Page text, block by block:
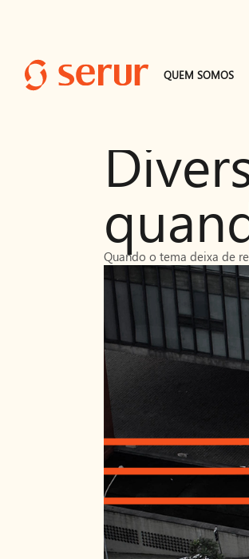
QUEM SOMOS
Quando o tema deixa de